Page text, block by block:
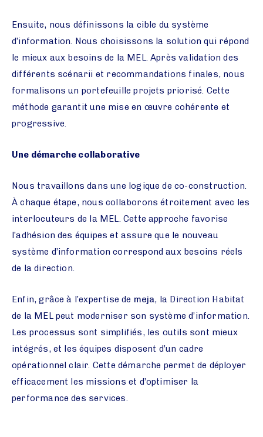
Ensuite, nous définissons la cible du système
d’information. Nous choisissons la solution qui répond
le mieux aux besoins de la MEL. Après validation des
différents scénarii et recommandations finales, nous
formalisons un portefeuille projets priorisé. Cette
méthode garantit une mise en œuvre cohérente et
progressive.
Une démarche collaborative
Nous travaillons dans une logique de co-construction.
À chaque étape, nous collaborons étroitement avec les
interlocuteurs de la MEL. Cette approche favorise
l’adhésion des équipes et assure que le nouveau
système d’information correspond aux besoins réels
de la direction.
Enfin, grâce à l’expertise de meja, la Direction Habitat
de la MEL peut moderniser son système d’information.
Les processus sont simplifiés, les outils sont mieux
intégrés, et les équipes disposent d’un cadre
opérationnel clair. Cette démarche permet de déployer
efficacement les missions et d’optimiser la
performance des services.